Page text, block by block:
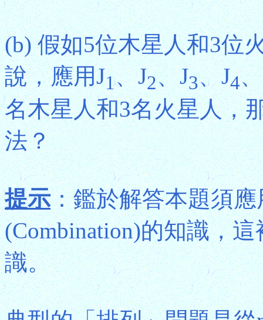
(b) 假如5位木星人和3位
說，應用J1、J2、J3、J4
名木星人和3名火星人，
法？
提示：鑑於解答本題須應
(Combination)的知識，
識。